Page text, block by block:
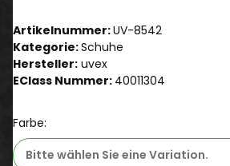
Artikelnummer:UV-8542
Kategorie:Schuhe
Hersteller: uvex
EClass Nummer: 40011304
Farbe:
Bitte wählen Sie eine Variation.